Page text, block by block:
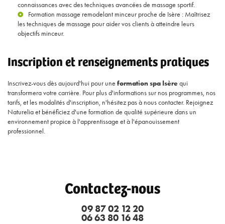
connaissances avec des techniques avancées de massage sportif.
Formation massage remodelant minceur proche de Isère : Maîtrisez
les techniques de massage pour aider vos clients à atteindre leurs
objectifs minceur.
Inscription et renseignements pratiques
Inscrivez-vous dès aujourd'hui pour une formation spa Isèrequi
transformera votre carrière. Pour plus d'informations sur nos programmes, nos
tarifs, et les modalités d'inscription, n'hésitez pas à nous contacter. Rejoignez
Naturelia et bénéficiez d'une formation de qualité supérieure dans un
environnement propice à l'apprentissage et à l'épanouissement
professionnel.
Contactez-nous
09 87 02 12 20
06 63 80 16 48